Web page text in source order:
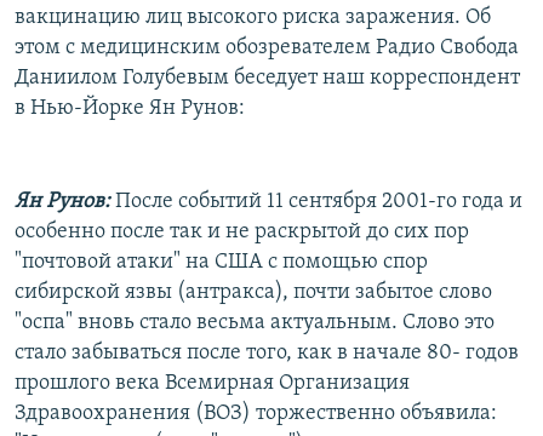
вакцинацию лиц высокого риска заражения. Об
этом с медицинским обозревателем Радио Свобода
Даниилом Голубевым беседует наш корреспондент
в Нью-Йорке Ян Рунов:
Ян Рунов:После событий 11 сентября 2001-го года и
особенно после так и не раскрытой до сих пор
"почтовой атаки" на США с помощью спор
сибирской язвы (антракса), почти забытое слово
"оспа" вновь стало весьма актуальным. Слово это
стало забываться после того, как в начале 80- годов
прошлого века Всемирная Организация
Здравоохранения (ВОЗ) торжественно объявила: